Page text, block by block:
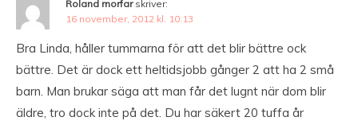
Roland morfar skriver:
16 november, 2012 kl. 10:13
Bra Linda, håller tummarna för att det blir bättre ock
bättre. Det är dock ett heltidsjobb gånger 2 att ha 2 små
barn. Man brukar säga att man får det lugnt när dom blir
äldre, tro dock inte på det. Du har säkert 20 tuffa år